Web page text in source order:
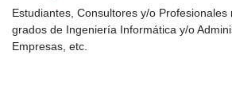
Estudiantes, Consultores y/o
grados de Ingeniería Informática y/o
Empresas, etc.